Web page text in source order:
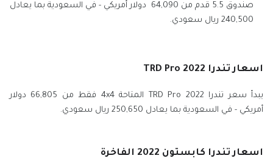
صندوق 5.5 قدم من 64,090 دولار أمريكي - في السعودية بما يعادل
240,500 ريال سعودي.
اسعار تندرا TRD Pro 2022
يبدأ سعر تندرا TRD Pro 2022 المتاحة 4x4 فقط من 66,805 دولار
أمريكي - في السعودية بما يعادل 250,650 ريال سعودي.
اسعار تندرا كابستون 2022 الفاخرة